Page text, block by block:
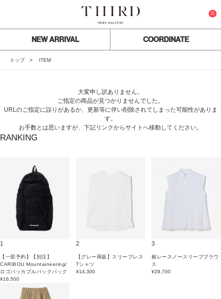
0
NEW ARRIVAL COORDINATE
トップ ITEM
大変申し訳ありません。
ご指定の商品が見つかりませんでした。
URLのご指定に誤りがあるか、更新等に伴い削除されてしまった可能性がありま
す。
お手数とは思いますが、下記リンクからサイトへ移動してください。
RANKING
1
【一部予約】【別注】
CARIBOU Mountaineering/
ロゴパッカブルバックパック
¥16,500
2
【グレー再販】スリーブレス
Tシャツ
¥14,300
3
裾レースノースリーブブラウ
ス
¥29,700